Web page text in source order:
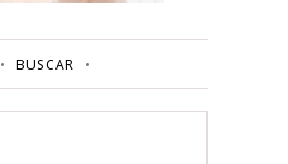
BUSCAR